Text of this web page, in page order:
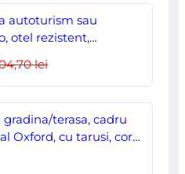
autoturism sau
otel rezistent,
leiPrețul
a
fost:
Prețul
este:
178,00 lei.
terasa, cadru
Oxford, cu tarusi, corzi